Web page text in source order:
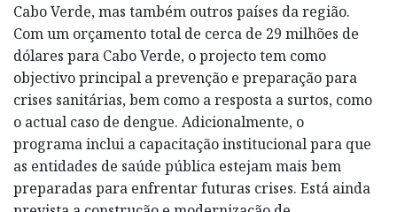
Cabo Verde, mas também outros países da região.
Com um orçamento total de cerca de 29 milhões de
dólares para Cabo Verde, o projecto tem como
objectivo principal a prevenção e preparação para
crises sanitárias, bem como a resposta a surtos, como
o actual caso de dengue. Adicionalmente, o
programa inclui a capacitação institucional para que
as entidades de saúde pública estejam mais bem
preparadas para enfrentar futuras crises. Está ainda